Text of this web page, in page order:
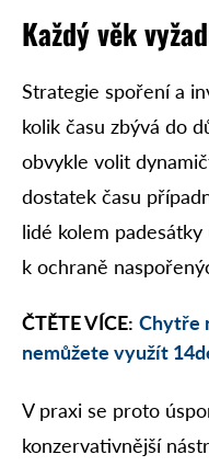
Každý věk
Strategie spoření a
kolik času zbývá do
obvykle volit
dostatek času
lidé kolem
k ochraně
ČTĚTE VÍCE: Chytře
nemůžete využít
V praxi se proto
konzervativnější